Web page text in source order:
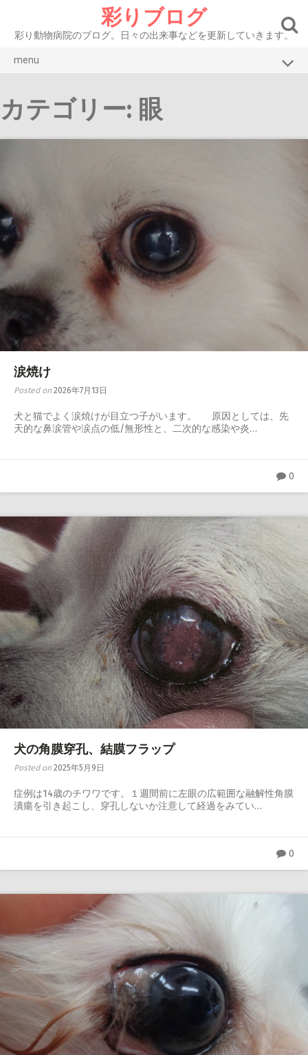
content
彩りブログ
彩り動物病院のブログ。日々の出来事などを更新していきます。
menu
彩り動物病院HP
お知らせ
腫瘍
眼
皮膚・耳
口腔・消化器
心臓・呼吸器
腎泌尿器・生殖器
神経・整形外科
カテゴリー: 眼
涙焼け
Posted on 2026年7月13日
犬と猫でよく涙焼けが目立つ子がいます。 原因としては、先
天的な鼻涙管や涙点の低/無形性と、二次的な感染や炎…
0
犬の角膜穿孔、結膜フラップ
Posted on 2025年5月9日
症例は14歳のチワワです。１週間前に左眼の広範囲な融解性角膜
潰瘍を引き起こし、穿孔しないか注意して経過をみてい…
0